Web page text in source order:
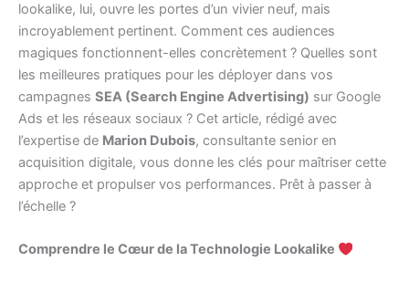
lookalike, lui, ouvre les portes d’un vivier neuf, mais
incroyablement pertinent. Comment ces audiences
magiques fonctionnent-elles concrètement ? Quelles sont
les meilleures pratiques pour les déployer dans vos
campagnes SEA (Search Engine Advertising) sur Google
Ads et les réseaux sociaux ? Cet article, rédigé avec
l’expertise de Marion Dubois, consultante senior en
acquisition digitale, vous donne les clés pour maîtriser cette
approche et propulser vos performances. Prêt à passer à
l’échelle ?
Comprendre le Cœur de la Technologie Lookalike